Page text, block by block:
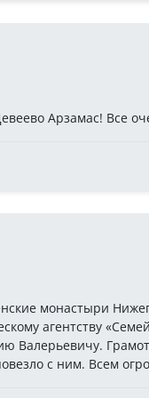
Арзамас! Все
монастыри
агентству
Валерьевичу.
с ним. Всем